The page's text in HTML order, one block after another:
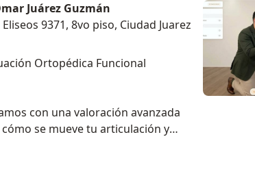
Juárez Guzmán
9371, 8vo piso, Ciudad Juarez
Ortopédica Funcional
con una valoración avanzada
se mueve tu articulación y
muscular para ayudarte a tomar
precisas sobre tu tratamiento.